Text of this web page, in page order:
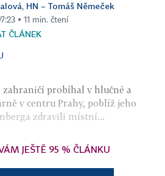
, HN – Tomáš Němeček
▪ 11 min. čtení
ČLÁNEK
probíhal v hlučné a
v centru Prahy, poblíž jeho
zdravili místní...
JEŠTĚ 95 % ČLÁNKU